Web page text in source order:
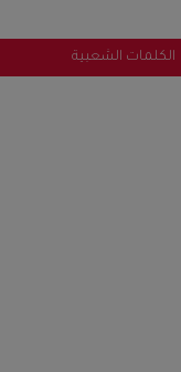
الكلمات الشعبية